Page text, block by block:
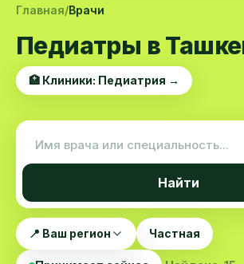
Главная/Врачи
Педиатры в
🏥 Клиники: Педиатрия →
Найти
📍 Ваш регион Частная